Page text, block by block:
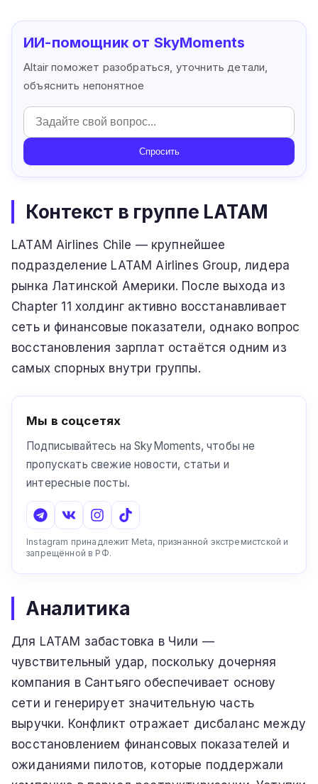
ИИ-помощник от SkyMoments
Altair поможет разобраться, уточнить детали,
объяснить непонятное
Спросить
Контекст в группе LATAM
LATAM Airlines Chile — крупнейшее
подразделение LATAM Airlines Group, лидера
рынка Латинской Америки. После выхода из
Chapter 11 холдинг активно восстанавливает
сеть и финансовые показатели, однако вопрос
восстановления зарплат остаётся одним из
самых спорных внутри группы.
Мы в соцсетях
Подписывайтесь на SkyMoments, чтобы не
пропускать свежие новости, статьи и
интересные посты.
Instagram принадлежит Meta, признанной экстремистской и
запрещённой в РФ.
Аналитика
Для LATAM забастовка в Чили —
чувствительный удар, поскольку дочерняя
компания в Сантьяго обеспечивает основу
сети и генерирует значительную часть
выручки. Конфликт отражает дисбаланс между
восстановлением финансовых показателей и
ожиданиями пилотов, которые поддержали